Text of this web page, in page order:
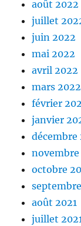
août 2022
juillet
juin 2022
mai 2022
avril 2022
mars 2022
février
janvier
décembre
novembre
octobre
août 2021
juillet